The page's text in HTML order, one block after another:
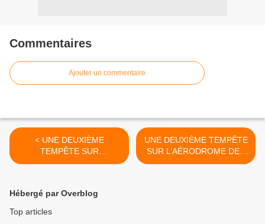
Commentaires
Ajouter un commentaire
< UNE DEUXIÈME
TEMPÊTE SUR
L’AÉRODROME DES
UNE DEUXIÈME TEMPÊTE
SUR L’AÉRODROME DES
SABLES D’OLONNE EST
Hébergé par Overblog
Top articles